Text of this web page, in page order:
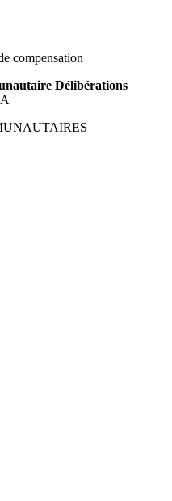
compensation
Délibérations